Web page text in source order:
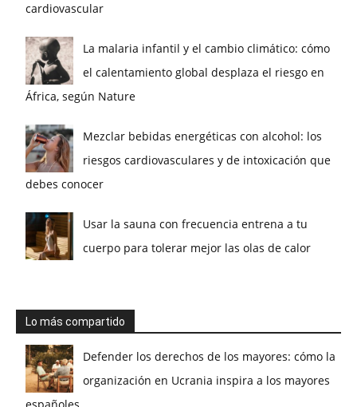
cardiovascular
La malaria infantil y el cambio climático: cómo
el calentamiento global desplaza el riesgo en
África, según Nature
Mezclar bebidas energéticas con alcohol: los
riesgos cardiovasculares y de intoxicación que
debes conocer
Usar la sauna con frecuencia entrena a tu
cuerpo para tolerar mejor las olas de calor
Lo más compartido
Defender los derechos de los mayores: cómo la
organización en Ucrania inspira a los mayores